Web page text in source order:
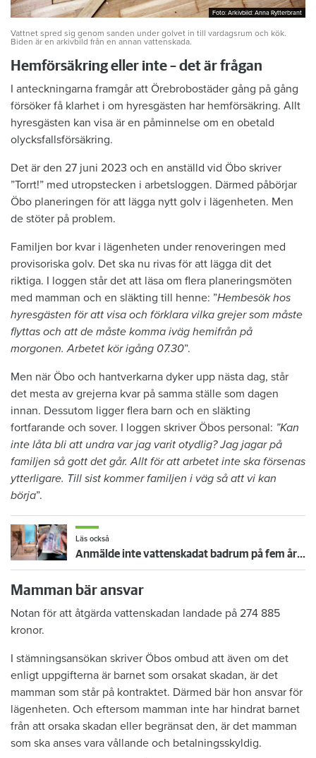
Foto: Arkivbild: Anna Rytterbrant
Foto: Arkivbild: Anna Rytterbrant
Vattnet spred sig genom sanden under golvet in till vardagsrum och kök.
Biden är en arkivbild från en annan vattenskada.
Hemförsäkring eller inte – det är frågan
I anteckningarna framgår att Örebrobostäder gång på gång
försöker få klarhet i om hyresgästen har hemförsäkring. Allt
hyresgästen kan visa är en påminnelse om en obetald
olycksfallsförsäkring.
Det är den 27 juni 2023 och en anställd vid Öbo skriver
”Torrt!” med utropstecken i arbetsloggen. Därmed påbörjar
Öbo planeringen för att lägga nytt golv i lägenheten. Men
de stöter på problem.
Familjen bor kvar i lägenheten under renoveringen med
provisoriska golv. Det ska nu rivas för att lägga dit det
riktiga. I loggen står det att läsa om flera planeringsmöten
med mamman och en släkting till henne: ”Hembesök hos
hyresgästen för att visa och förklara vilka grejer som måste
flyttas och att de måste komma iväg hemifrån på
morgonen. Arbetet kör igång 07.30”.
Men när Öbo och hantverkarna dyker upp nästa dag, står
det mesta av grejerna kvar på samma ställe som dagen
innan. Dessutom ligger flera barn och en släkting
fortfarande och sover. I loggen skriver Öbos personal: ”Kan
inte låta bli att undra var jag varit otydlig? Jag jagar på
familjen så gott det går. Allt för att arbetet inte ska försenas
ytterligare. Till sist kommer familjen i väg så att vi kan
börja”.
Läs också
Anmälde inte vattenskadat badrum på fem år – krävs på 125 000 kronor
Mamman bär ansvar
Notan för att åtgärda vattenskadan landade på 274 885
kronor.
I stämningsansökan skriver Öbos ombud att även om det
enligt uppgifterna är barnet som orsakat skadan, är det
mamman som står på kontraktet. Därmed bär hon ansvar för
lägenheten. Och eftersom mamman inte har hindrat barnet
från att orsaka skadan eller begränsat den, är det mamman
som ska anses vara vållande och betalningsskyldig.